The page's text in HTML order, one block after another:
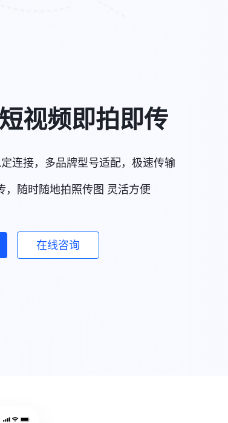
视频即拍即传
连接，多品牌型号适配，极速传输
，随时随地拍照传图 灵活方便
在线咨询